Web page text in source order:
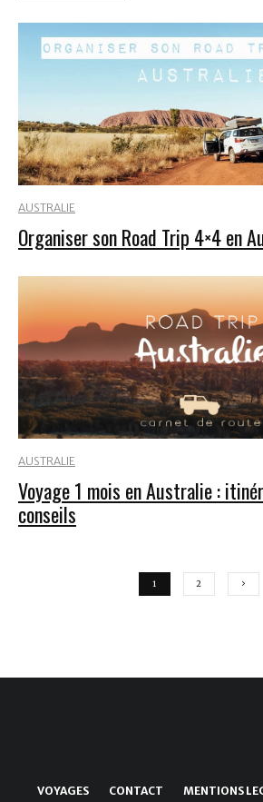
AUSTRALIE
Organiser son Road Trip 4×4 en
AUSTRALIE
Voyage 1 mois en Australie :
conseils
1 2
VOYAGES CONTACT MENTIONS